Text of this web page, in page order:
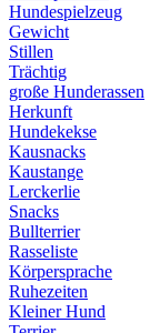
Hundespielzeug
Gewicht
Stillen
Trächtig
große Hunderassen
Herkunft
Hundekekse
Kausnacks
Kaustange
Lerckerlie
Snacks
Bullterrier
Rasseliste
Körpersprache
Ruhezeiten
Kleiner Hund